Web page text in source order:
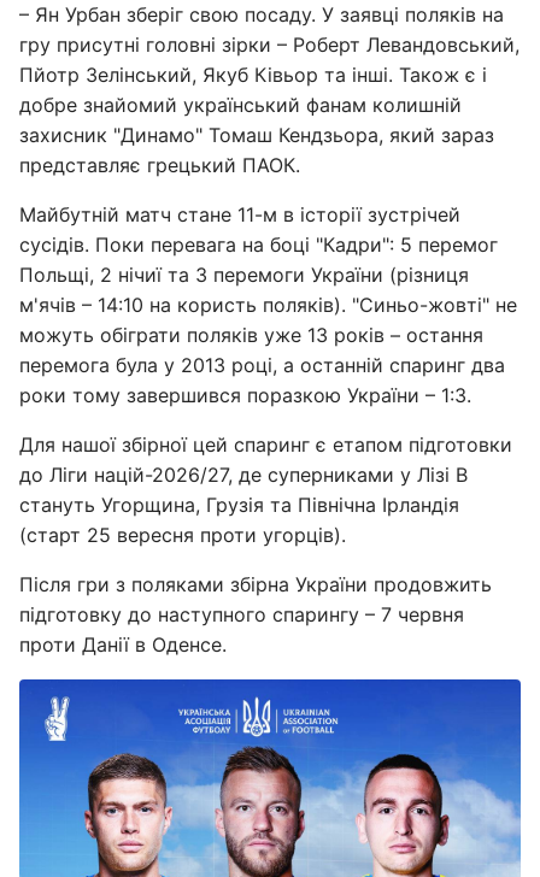
– Ян Урбан зберіг свою посаду. У заявці поляків на
гру присутні головні зірки – Роберт Левандовський,
Пйотр Зелінський, Якуб Ківьор та інші. Також є і
добре знайомий український фанам колишній
захисник "Динамо" Томаш Кендзьора, який зараз
представляє грецький ПАОК.
Майбутній матч стане 11-м в історії зустрічей
сусідів. Поки перевага на боці "Кадри": 5 перемог
Польщі, 2 нічиї та 3 перемоги України (різниця
м'ячів – 14:10 на користь поляків). "Синьо-жовті" не
можуть обіграти поляків уже 13 років – остання
перемога була у 2013 році, а останній спаринг два
роки тому завершився поразкою України – 1:3.
Для нашої збірної цей спаринг є етапом підготовки
до Ліги націй-2026/27, де суперниками у Лізі В
стануть Угорщина, Грузія та Північна Ірландія
(старт 25 вересня проти угорців).
Після гри з поляками збірна України продовжить
підготовку до наступного спарингу – 7 червня
проти Данії в Оденсе.